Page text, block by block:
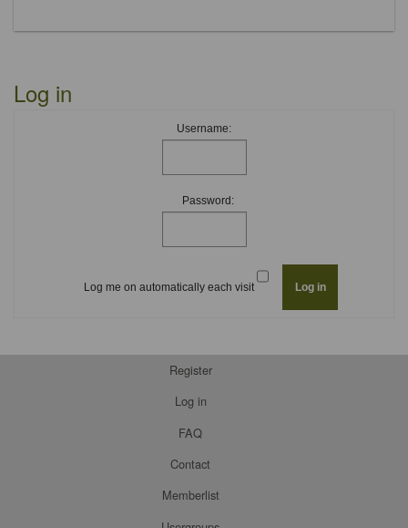
Log in
Username:
Password:
Log me on automatically each visit
Register
Log in
FAQ
Contact
Memberlist